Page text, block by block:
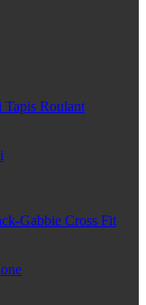
Tapis Roulant
Gabbie Cross Fit